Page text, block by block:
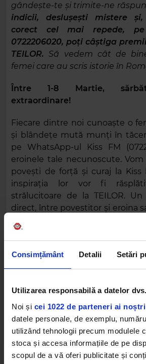
Consimțământ Detalii Setări
Utilizarea responsabilă a datelor dvs.
Noi și cei 1022 de parteneri ai noștri
datele personale, de exemplu,
utilizând tehnologii precum modulele
stoca și accesa informațiile de pe
scopul de a vă oferi publicitate și
gândește-te și trimite-ne
indicii, deslușești mistere
corect cel mai repede,
0722206020, poți câștiga
TEILOR. Să vedem cât de
femei care au scris istorie în
Între 1-8 Martie,
extraordinare!
Fiecare dintre noi cunoaște o
și blândețe mută munți în
pe WhatsApp-ul Kiss FM
eroinele tale necunoscute.
povești de forță și curaj la Kiss
inspirația lor vor fi
strălucitoare de la TEILOR.
direct, între povestitor și eroina
AUDREY HEPBURN
Web radios